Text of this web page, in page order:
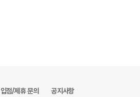
입점/제휴 문의 공지사항